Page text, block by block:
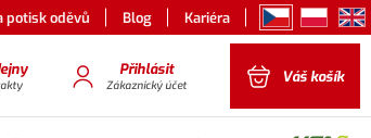
potisk oděvů Blog Kariéra
Přihlásit
Zákaznický účet Váš košík